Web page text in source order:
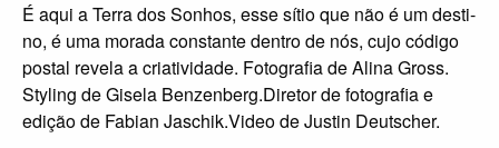
É aqui a Terra dos Sonhos, esse sítio que não é um desti-
no, é uma morada constante dentro de nós, cujo código
postal revela a criatividade. Fotografia de Alina Gross.
Styling de Gisela Benzenberg.Diretor de fotografia e
edição de Fabian Jaschik.Video de Justin Deutscher.